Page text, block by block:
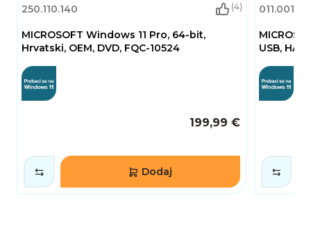
250.110.140 (4)
MICROSOFT Windows 11 Pro, 64-bit,
Hrvatski, OEM, DVD, FQC-10524
199,99 €
Dodaj
USB,